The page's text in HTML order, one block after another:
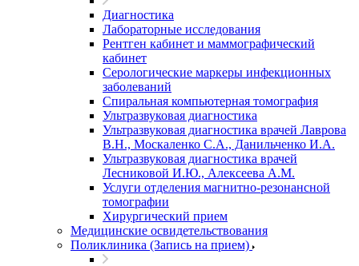
Диагностика
Лабораторные исследования
Рентген кабинет и маммографический
кабинет
Серологические маркеры инфекционных
заболеваний
Спиральная компьютерная томография
Ультразвуковая диагностика
Ультразвуковая диагностика врачей Лаврова
В.Н., Москаленко С.А., Данильченко И.А.
Ультразвуковая диагностика врачей
Лесниковой И.Ю., Алексеева А.М.
Услуги отделения магнитно-резонансной
томографии
Хирургический прием
Медицинские освидетельствования
Поликлиника (Запись на прием)